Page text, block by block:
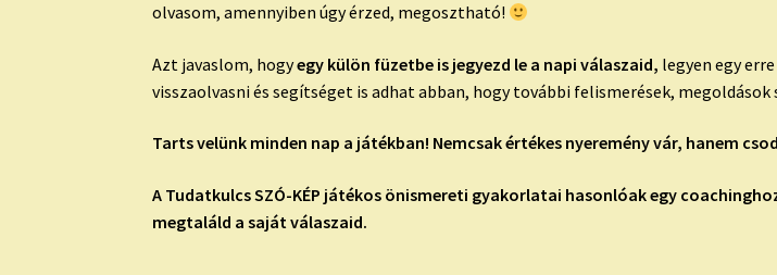
olvasom, amennyiben úgy érzed, megosztható!
Azt javaslom, hogyegy külön füzetbe is jegyezd le a napi válaszaid, legyen egy
visszaolvasni és segítséget is adhat abban, hogy további felismerések, megoldások
Tarts velünk minden nap a játékban! Nemcsak értékes nyeremény vár, hanem
A Tudatkulcs SZÓ-KÉP játékos önismereti gyakorlatai hasonlóak egy
megtaláld a saját válaszaid.